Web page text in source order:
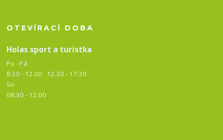
OTEVÍRACÍ DOBA
Holas sport a turistka
Po - Pá
8:30 - 12.00 12.30 - 17:30
So
08:30 - 12:00